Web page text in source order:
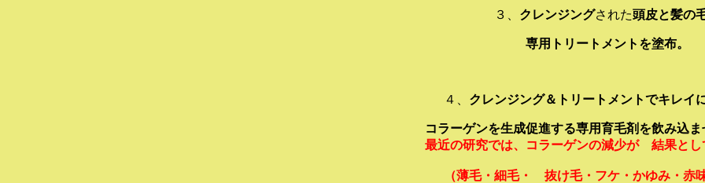
３、 クレンジングされた頭皮と髪の
専用トリートメントを塗布。
４、 クレンジング＆トリートメントでキレイ
コラーゲンを生成促進する専用育毛剤を飲み込
最近の研究では、コラーゲンの減少が 結果とし
（薄毛・細毛・ 抜け毛・フケ・かゆみ・